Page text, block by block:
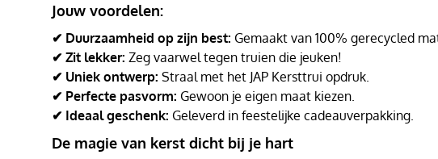
Jouw voordelen:
✔ Duurzaamheid op zijn best: Gemaakt van 100% gerecycled
✔ Zit lekker: Zeg vaarwel tegen truien die jeuken!
✔ Uniek ontwerp: Straal met het JAP Kersttrui opdruk.
✔ Perfecte pasvorm: Gewoon je eigen maat kiezen.
✔ Ideaal geschenk: Geleverd in feestelijke cadeauverpakking.
De magie van kerst dicht bij je hart